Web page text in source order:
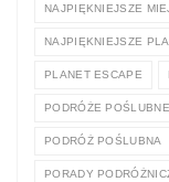
NAJPIĘKNIEJSZE
NAJPIĘKNIEJSZE
PLANET ESCAPE
PODRÓŻE POŚLUBNE
PODRÓŻ POŚLUBNA
PORADY